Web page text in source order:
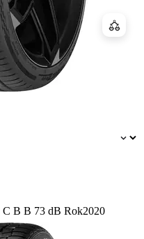
Etykieta:
C B B 73 dB Rok2020